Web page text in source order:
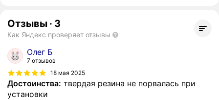
Отзывы · 3
Как Яндекс проверяет отзывы
Олег Б
7 отзывов
18 мая 2025
Достоинства: твердая резина не порвалась при
установки